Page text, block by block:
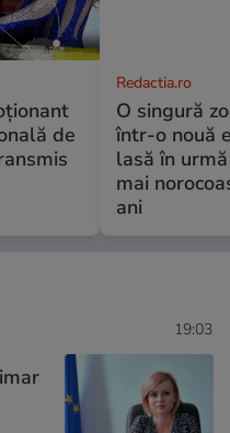
de
Redactia.ro
O singură
într-o nouă
lasă în
mai
ani
19:03